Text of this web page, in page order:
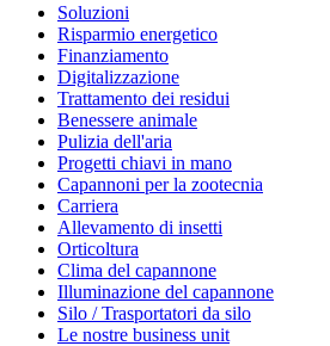
Soluzioni
Risparmio energetico
Finanziamento
Digitalizzazione
Trattamento dei residui
Benessere animale
Pulizia dell'aria
Progetti chiavi in mano
Capannoni per la zootecnia
Carriera
Allevamento di insetti
Orticoltura
Clima del capannone
Illuminazione del capannone
Silo / Trasportatori da silo
Le nostre business unit